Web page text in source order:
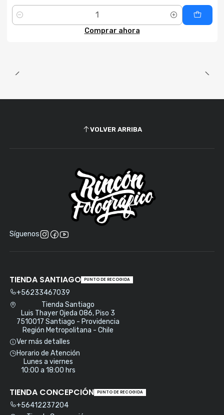
Cantidad
Comprar ahora
VOLVER ARRIBA
Síguenos
TIENDA SANTIAGO PUNTO DE RECOGIDA
+56233467039
Tienda Santiago
Luis Thayer Ojeda 086, Piso 3
7510017 Santiago - Providencia
Región Metropolitana - Chile
Ver más detalles
Horario de Atención
Lunes a viernes
10:00 a 18:00 hrs
TIENDA CONCEPCIÓN PUNTO DE RECOGIDA
+56412237204